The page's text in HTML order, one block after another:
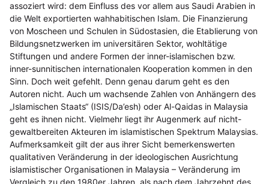
assoziert wird: dem Einfluss des vor allem aus Saudi Arabien in
die Welt exportierten wahhabitischen Islam. Die Finanzierung
von Moscheen und Schulen in Südostasien, die Etablierung von
Bildungsnetzwerken im universitären Sektor, wohltätige
Stiftungen und andere Formen der inner-islamischen bzw.
inner-sunnitischen internationalen Kooperation kommen in den
Sinn. Doch weit gefehlt. Denn genau darum geht es den
Autoren nicht. Auch um wachsende Zahlen von Anhängern des
„Islamischen Staats“ (ISIS/Da’esh) oder Al-Qaidas in Malaysia
geht es ihnen nicht. Vielmehr liegt ihr Augenmerk auf nicht-
gewaltbereiten Akteuren im islamistischen Spektrum Malaysias.
Aufmerksamkeit gilt der aus ihrer Sicht bemerkenswerten
qualitativen Veränderung in der ideologischen Ausrichtung
islamistischer Organisationen in Malaysia – Veränderung im